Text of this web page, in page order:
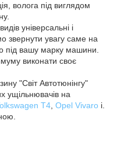
волога під виглядом
універсальні і
звернути увагу саме на
під вашу марку машини.
виконати своє
"Світ Автотюнінгу"
ущільнювачів на
T4, Opel Vivaro і.